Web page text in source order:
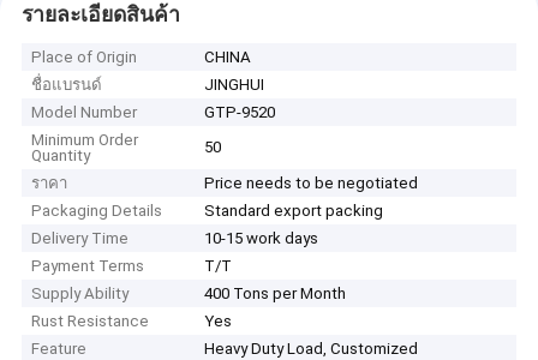
รายละเอียดสินค้า
Place of Origin
CHINA
ชื่อแบรนด์
JINGHUI
Model Number
GTP-9520
Minimum Order
Quantity
50
ราคา
Price needs to be negotiated
Packaging Details
Standard export packing
Delivery Time
10-15 work days
Payment Terms
T/T
Supply Ability
400 Tons per Month
Rust Resistance
Yes
Feature
Heavy Duty Load, Customized